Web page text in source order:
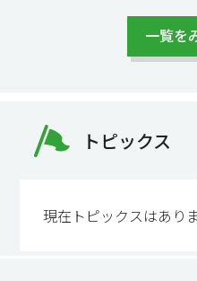
一覧を
トピックス
現在トピックスはあり